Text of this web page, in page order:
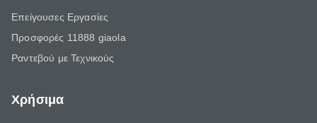
Επείγουσες Εργασίες
Προσφορές 11888 giaola
Ραντεβού με Τεχνικούς
Χρήσιμα